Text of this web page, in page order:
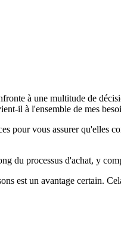
à une multitude de
il à l'ensemble de mes
pour vous assurer qu'elles
du processus d'achat, y
est un avantage certain.